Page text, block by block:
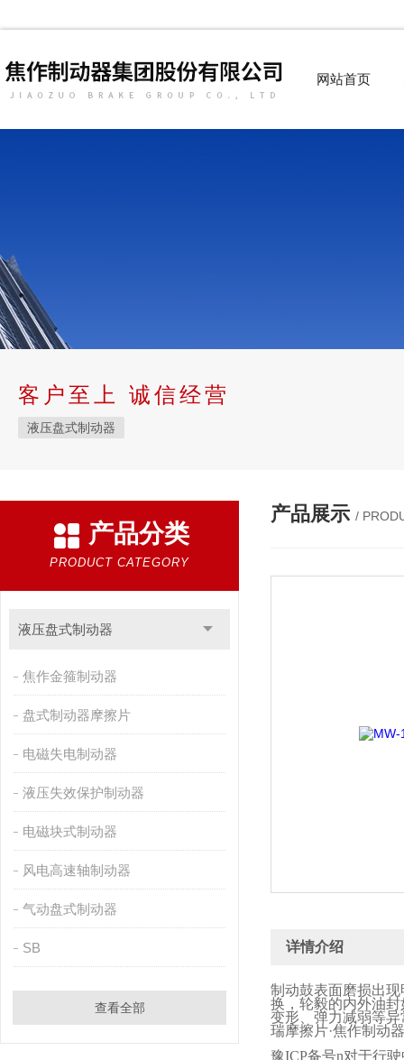
网站首页
客户至上 诚信经营
液压盘式制动器
产品分类
PRODUCT CATEGORY
液压盘式制动器
焦作金箍制动器
盘式制动器摩擦片
电磁失电制动器
液压失效保护制动器
电磁块式制动器
风电高速轴制动器
气动盘式制动器
SB
查看全部
产品展示 /
详情介绍
制动鼓表面磨损出
换，轮毅的内外油
变形、弹力减弱等
瑞摩擦片·焦作制动
豫ICP备号n对于行